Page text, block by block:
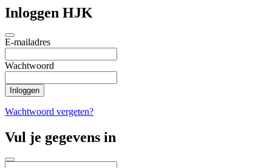
Inloggen HJK
E-mailadres
Wachtwoord
Wachtwoord vergeten?
Vul je gegevens in